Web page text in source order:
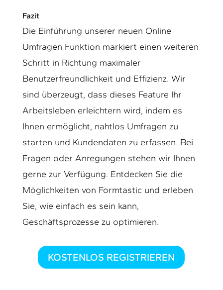
Fazit
Die Einführung unserer neuen Online
Umfragen Funktion markiert einen weiteren
Schritt in Richtung maximaler
Benutzerfreundlichkeit und Effizienz. Wir
sind überzeugt, dass dieses Feature Ihr
Arbeitsleben erleichtern wird, indem es
Ihnen ermöglicht, nahtlos Umfragen zu
starten und Kundendaten zu erfassen. Bei
Fragen oder Anregungen stehen wir Ihnen
gerne zur Verfügung. Entdecken Sie die
Möglichkeiten von Formtastic und erleben
Sie, wie einfach es sein kann,
Geschäftsprozesse zu optimieren.
KOSTENLOS REGISTRIEREN